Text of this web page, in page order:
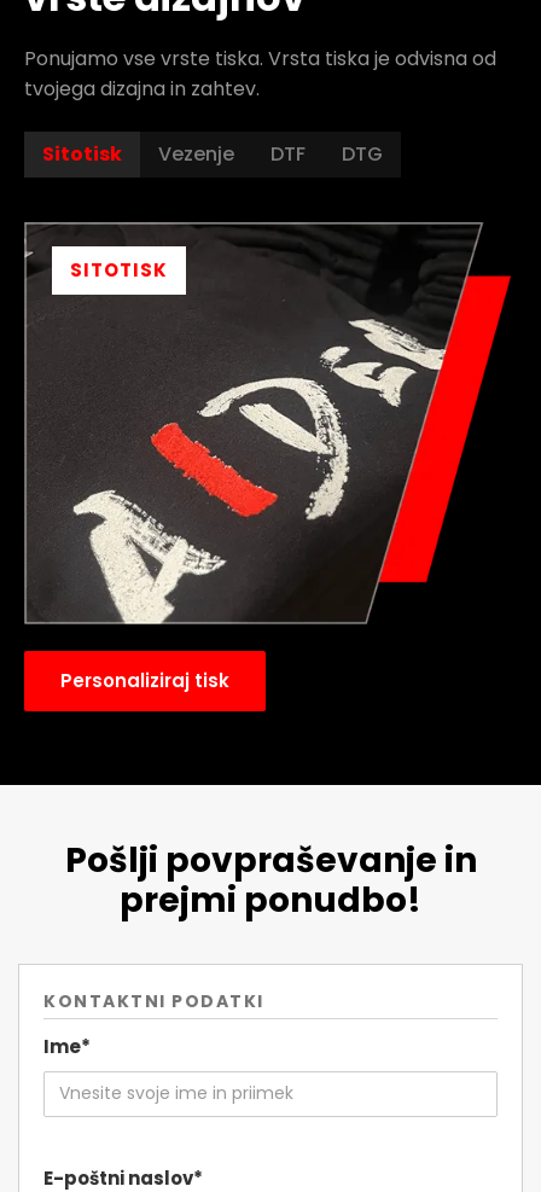
Ponujamo vse vrste tiska. Vrsta tiska je odvisna od
tvojega dizajna in zahtev.
Sitotisk Vezenje DTF DTG
SITOTISK
Personaliziraj tisk
Pošlji povpraševanje in
prejmi ponudbo!
KONTAKTNI PODATKI
Ime*
E-poštni naslov*